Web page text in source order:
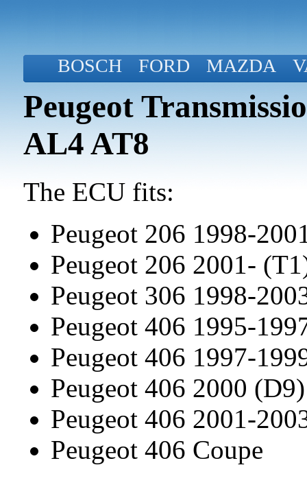
BOSCH FORD MAZDA
Peugeot
AL4 AT8
The ECU fits:
Peugeot 206 1998-
Peugeot 206 2001-
Peugeot 306 1998-
Peugeot 406 1995-
Peugeot 406 1997-
Peugeot 406 2000 (D9)
Peugeot 406 2001-
Peugeot 406 Coupe